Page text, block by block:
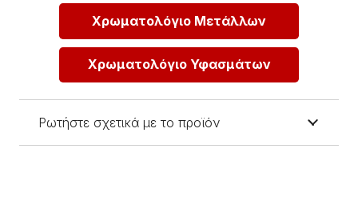
Χρωματολόγιο Μετάλλων
Χρωματολόγιο Υφασμάτων
Ρωτήστε σχετικά με το προϊόν